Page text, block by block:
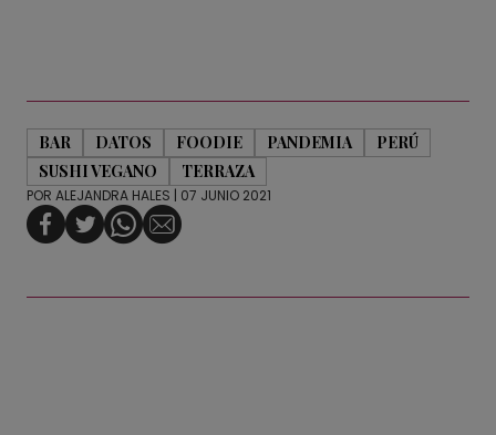
BAR DATOS FOODIE PANDEMIA
PERÚ
SUSHI VEGANO
TERRAZA
POR ALEJANDRA HALES | 07 JUNIO 2021